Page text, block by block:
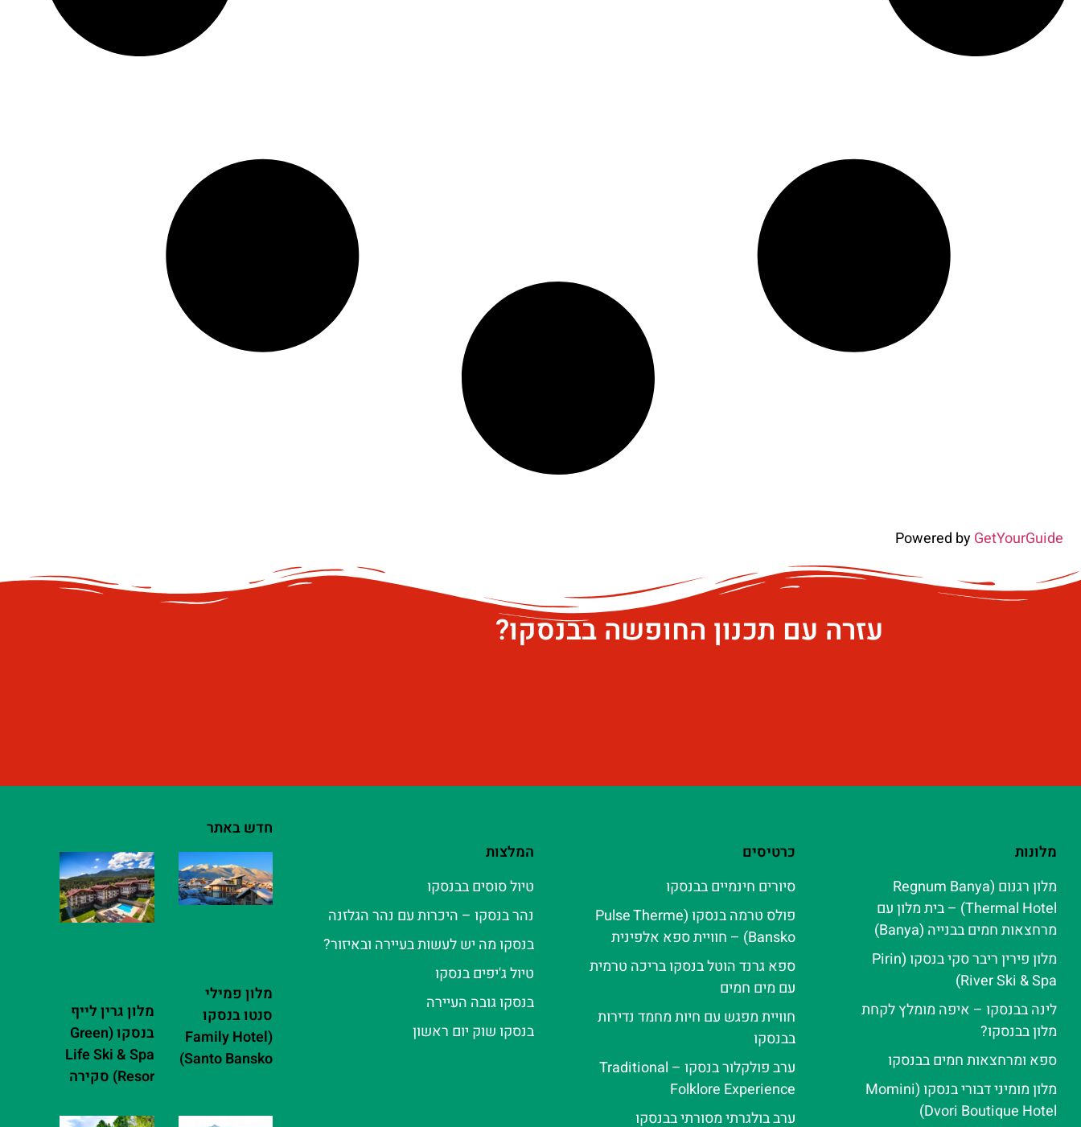
Powered byGetYourGuide
עזרה עם תכנון החופשה בבנסקו?
מלונות
מלון רגנום (Regnum Banya
Thermal Hotel) – בית מלון עם
מרחצאות חמים בבנייה (Banya)
מלון פירין ריבר סקי בנסקו (Pirin
River Ski & Spa‬)
לינה בבנסקו – איפה מומלץ לקחת
מלון בבנסקו?
ספא ומרחצאות חמים בבנסקו
מלון מומיני דבורי בנסקו (Momini
Dvori Boutique Hotel)
כרטיסים
סיורים חינמיים בבנסקו
פולס טרמה בנסקו (Pulse Therme
Bansko) – חוויית ספא אלפינית
ספא גרנד הוטל בנסקו בריכה טרמית
עם מים חמים
חוויית מפגש עם חיות מחמד נדירות
בבנסקו
ערב פולקלור בנסקו – Traditional
Folklore Experience
ערב בולגרתי מסורתי בבנסקו
המלצות
טיול סוסים בבנסקו
נהר בנסקו – היכרות עם נהר הגלזנה
בנסקו מה יש לעשות בעיירה ובאיזור?
טיול ג'יפים בנסקו
בנסקו גובה העיירה
בנסקו שוק יום ראשון
חדש באתר
מלון פמילי
סנטו בנסקו
(Family Hotel
Santo Bansko)
מלון גרין לייף
בנסקו (Green
Life Ski & Spa
Resor) סקירה